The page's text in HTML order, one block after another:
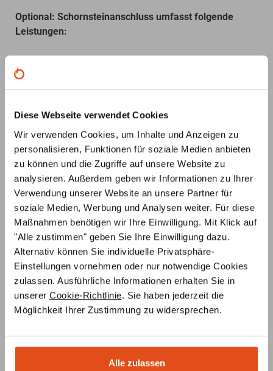
Diese Webseite verwendet Cookies
Wir verwenden Cookies, um Inhalte und Anzeigen zu
personalisieren, Funktionen für soziale Medien anbieten
zu können und die Zugriffe auf unsere Website zu
analysieren. Außerdem geben wir Informationen zu Ihrer
Verwendung unserer Website an unsere Partner für
soziale Medien, Werbung und Analysen weiter. Für diese
Maßnahmen benötigen wir Ihre Einwilligung. Mit Klick auf
"Alle zustimmen" geben Sie Ihre Einwilligung dazu.
Alternativ können Sie individuelle Privatsphäre-
Einstellungen vornehmen oder nur notwendige Cookies
zulassen. Ausführliche Informationen erhalten Sie in
unserer Cookie-Richtlinie. Sie haben jederzeit die
Möglichkeit Ihrer Zustimmung zu widersprechen.
Alle zulassen
Optional: Schornsteinanschluss umfasst folgende
Leistungen:
Erstellen Rauchrohrverbindung von Kamineinsatz zu
Erstellen Verbrennungsluftanschluss an vorhandenen
Luftkanal oder LAS-Schornstein
Schornsteinberechnung falls erforderlich
Funktionskontrolle
Fachunternehmerbescheinigung
Weiteres Zubehör:
SMR elektronische Ofensteuerung (Regeleinheit inkl.
Netzkabel (3 m), Touchscreen Glas-Display,
Zuluftklappe (Durchmesser 125 mm oder 150 mm)
mit Stellmotor und Kabel, Abgassensor Kabellänge
4m, CAN-Buskabel 6 lfm, Montage- und
Bedienungsanleitung)